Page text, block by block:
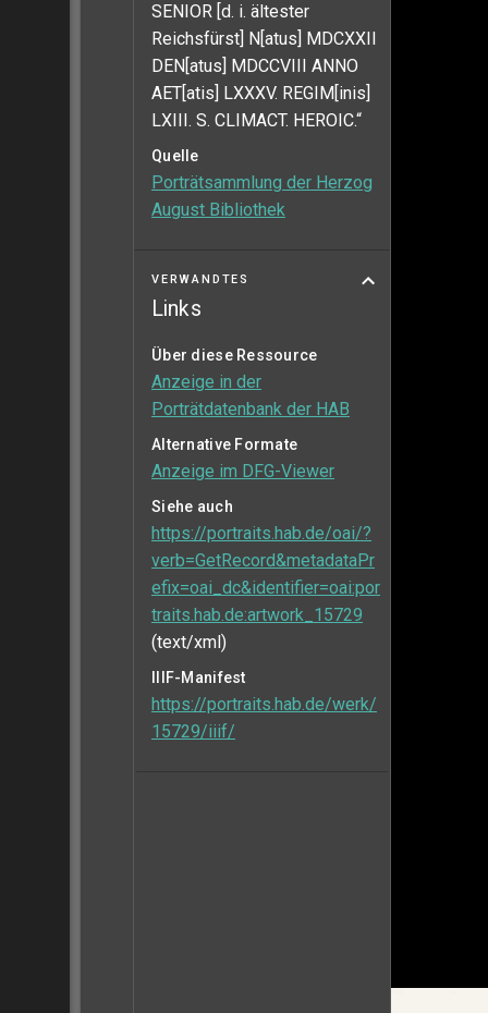
SENIOR [d. i. ältester
Reichsfürst] N[atus] MDCXXII
DEN[atus] MDCCVIII ANNO
AET[atis] LXXXV. REGIM[inis]
LXIII. S. CLIMACT. HEROIC.“
Quelle
Porträtsammlung der Herzog
August Bibliothek
VERWANDTES
Links
Über diese Ressource
Anzeige in der
Porträtdatenbank der HAB
Alternative Formate
Anzeige im DFG-Viewer
Siehe auch
https://portraits.hab.de/oai/?
verb=GetRecord&metadataPr
efix=oai_dc&identifier=oai:por
traits.hab.de:artwork_15729
(text/xml)
IIIF-Manifest
https://portraits.hab.de/werk/
15729/iiif/